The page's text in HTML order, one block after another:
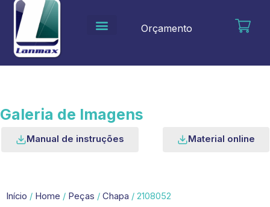
para
conteúdo
Orçamento
Galeria de Imagens
Manual de instruções Material online
Início / Home / Peças / Chapa / 2108052